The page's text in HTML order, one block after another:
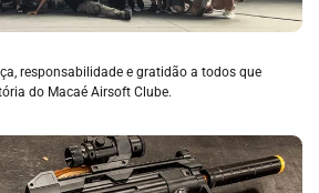
responsabilidade e gratidão a todos que
do Macaé Airsoft Clube.